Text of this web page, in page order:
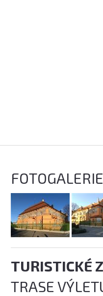
TURISTICKÉ
TRASE